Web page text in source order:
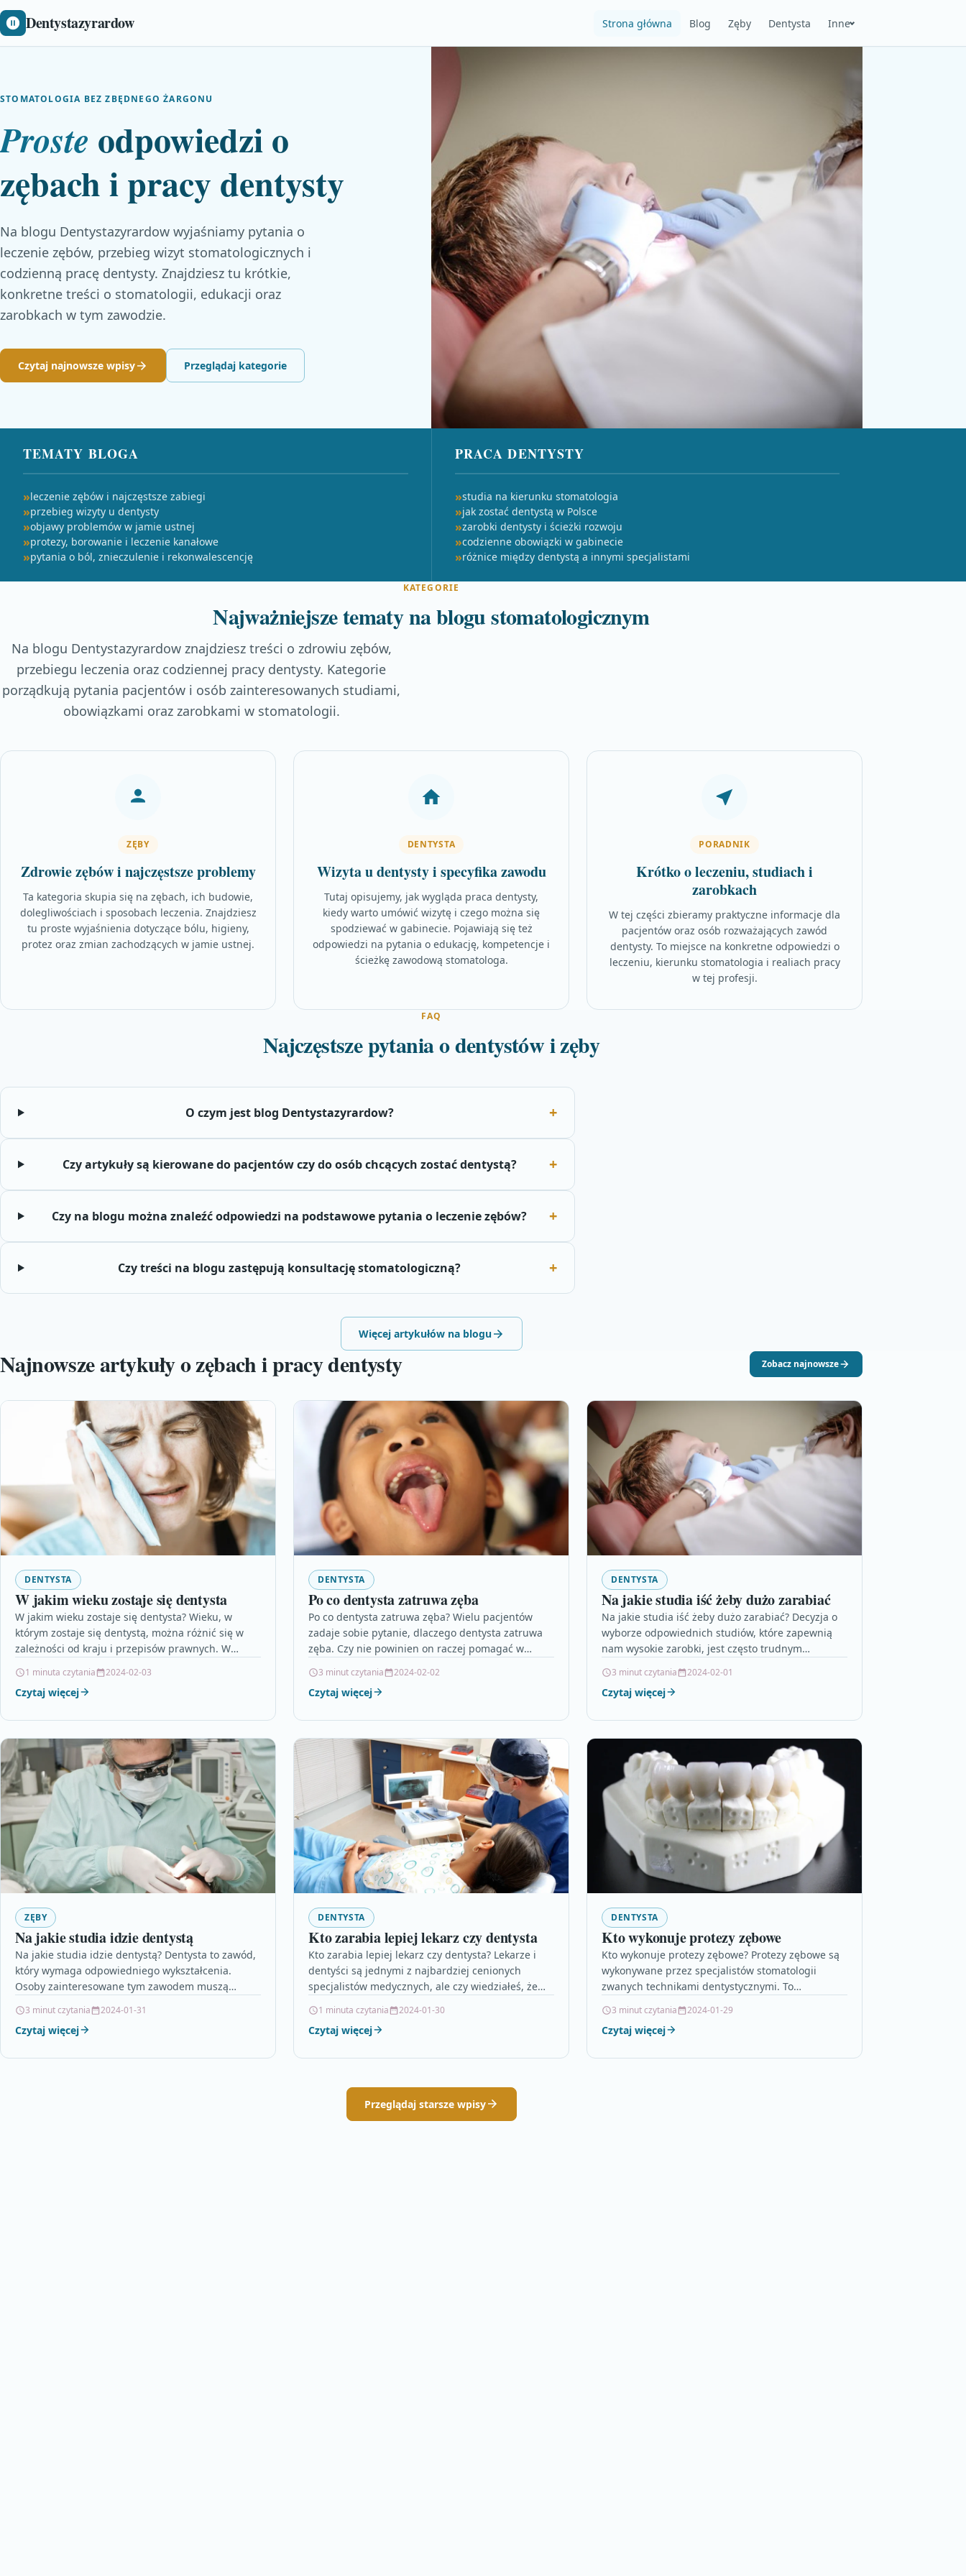
Dentystazyrardow Strona główna Blog Zęby Dentysta Inne
STOMATOLOGIA BEZ ZBĘDNEGO ŻARGONU
Proste odpowiedzi o
zębach i pracy dentysty
Na blogu Dentystazyrardow wyjaśniamy pytania o
leczenie zębów, przebieg wizyt stomatologicznych i
codzienną pracę dentysty. Znajdziesz tu krótkie,
konkretne treści o stomatologii, edukacji oraz
zarobkach w tym zawodzie.
Czytaj najnowsze wpisy Przeglądaj kategorie
TEMATY BLOGA
leczenie zębów i najczęstsze zabiegi
przebieg wizyty u dentysty
objawy problemów w jamie ustnej
protezy, borowanie i leczenie kanałowe
pytania o ból, znieczulenie i rekonwalescencję
PRACA DENTYSTY
studia na kierunku stomatologia
jak zostać dentystą w Polsce
zarobki dentysty i ścieżki rozwoju
codzienne obowiązki w gabinecie
różnice między dentystą a innymi specjalistami
KATEGORIE
Najważniejsze tematy na blogu stomatologicznym
Na blogu Dentystazyrardow znajdziesz treści o zdrowiu zębów,
przebiegu leczenia oraz codziennej pracy dentysty. Kategorie
porządkują pytania pacjentów i osób zainteresowanych studiami,
obowiązkami oraz zarobkami w stomatologii.
ZĘBY
Zdrowie zębów i najczęstsze problemy
Ta kategoria skupia się na zębach, ich budowie,
dolegliwościach i sposobach leczenia. Znajdziesz
tu proste wyjaśnienia dotyczące bólu, higieny,
protez oraz zmian zachodzących w jamie ustnej.
DENTYSTA
Wizyta u dentysty i specyfika zawodu
Tutaj opisujemy, jak wygląda praca dentysty,
kiedy warto umówić wizytę i czego można się
spodziewać w gabinecie. Pojawiają się też
odpowiedzi na pytania o edukację, kompetencje i
ścieżkę zawodową stomatologa.
PORADNIK
Krótko o leczeniu, studiach i
zarobkach
W tej części zbieramy praktyczne informacje dla
pacjentów oraz osób rozważających zawód
dentysty. To miejsce na konkretne odpowiedzi o
leczeniu, kierunku stomatologia i realiach pracy
w tej profesji.
FAQ
Najczęstsze pytania o dentystów i zęby
O czym jest blog Dentystazyrardow?
Czy artykuły są kierowane do pacjentów czy do osób chcących zostać dentystą?
Czy na blogu można znaleźć odpowiedzi na podstawowe pytania o leczenie zębów?
Czy treści na blogu zastępują konsultację stomatologiczną?
Więcej artykułów na blogu
Najnowsze artykuły o zębach i pracy dentysty Zobacz najnowsze
DENTYSTA
W jakim wieku zostaje się dentysta
W jakim wieku zostaje się dentysta? Wieku, w
którym zostaje się dentystą, można różnić się w
zależności od kraju i przepisów prawnych. W
1 minuta czytania 2024-02-03
Czytaj więcej
DENTYSTA
Po co dentysta zatruwa zęba
Po co dentysta zatruwa zęba? Wielu pacjentów
zadaje sobie pytanie, dlaczego dentysta zatruwa
zęba. Czy nie powinien on raczej pomagać w
3 minut czytania 2024-02-02
Czytaj więcej
DENTYSTA
Na jakie studia iść żeby dużo zarabiać
Na jakie studia iść żeby dużo zarabiać? Decyzja o
wyborze odpowiednich studiów, które zapewnią
nam wysokie zarobki, jest często trudnym
3 minut czytania 2024-02-01
Czytaj więcej
ZĘBY
Na jakie studia idzie dentystą
Na jakie studia idzie dentystą? Dentysta to zawód,
który wymaga odpowiedniego wykształcenia.
Osoby zainteresowane tym zawodem muszą
3 minut czytania 2024-01-31
Czytaj więcej
DENTYSTA
Kto zarabia lepiej lekarz czy dentysta
Kto zarabia lepiej lekarz czy dentysta? Lekarze i
dentyści są jednymi z najbardziej cenionych
specjalistów medycznych, ale czy wiedziałeś, że
1 minuta czytania 2024-01-30
Czytaj więcej
DENTYSTA
Kto wykonuje protezy zębowe
Kto wykonuje protezy zębowe? Protezy zębowe są
wykonywane przez specjalistów stomatologii
zwanych technikami dentystycznymi. To
umiejętności w zakresie…
3 minut czytania 2024-01-29
Czytaj więcej
Przeglądaj starsze wpisy